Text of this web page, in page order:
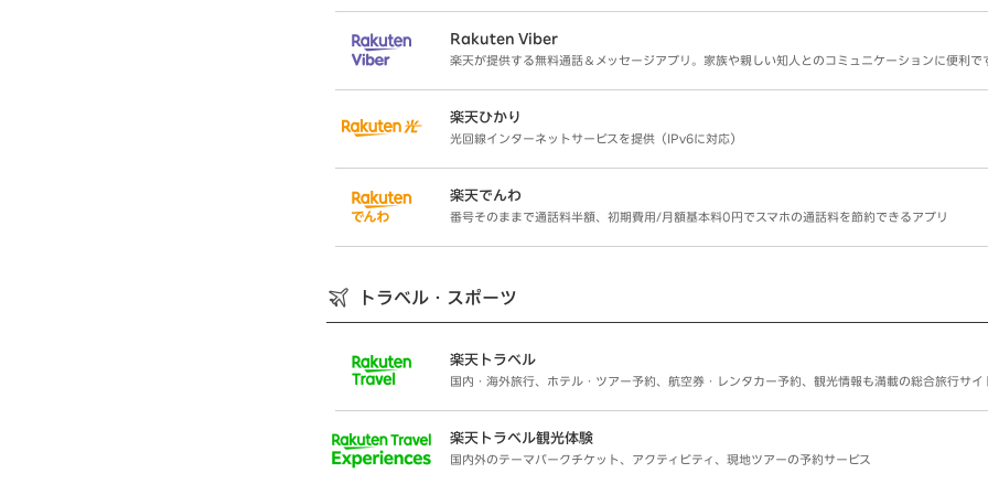
Rakuten Viber
楽天が提供する無料通話＆メッセージアプリ。家族や親しい知人とのコミュニケーションに便利で
楽天ひかり
光回線インターネットサービスを提供（IPv6に対応）
楽天でんわ
番号そのままで通話料半額、初期費用/月額基本料0円でスマホの通話料を節約できるアプリ
トラベル・スポーツ
楽天トラベル
国内・海外旅行、ホテル・ツアー予約、航空券・レンタカー予約、観光情報も満載の総合旅行サイ
楽天トラベル観光体験
国内外のテーマパークチケット、アクティビティ、現地ツアーの予約サービス